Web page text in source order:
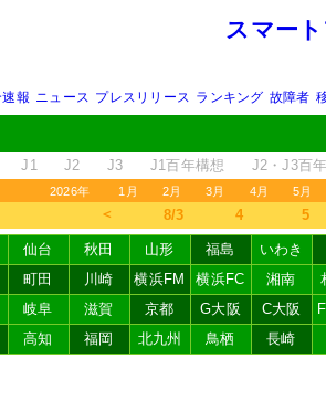
スマー
報 ニュース プレスリリース ランキング 故障者
J1 J2 J3 J1百年構想 J2・J3百
2026年 1月 2月 3月 4月 5月
＜ 8/3 4 5
仙台 秋田 山形 福島
いわき
町田 川崎 横浜FM 横浜FC 湘南
岐阜 滋賀 京都 G大阪 C大阪
高知 福岡 北九州 鳥栖 長崎